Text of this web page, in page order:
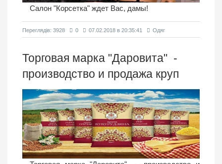
Салон "Корсетка" ждет Вас, дамы!
Переглядiв: 3928 0 07.02.2018 в 20:35:41 Одяг
Торговая марка "Даровита" -
производство и продажа круп